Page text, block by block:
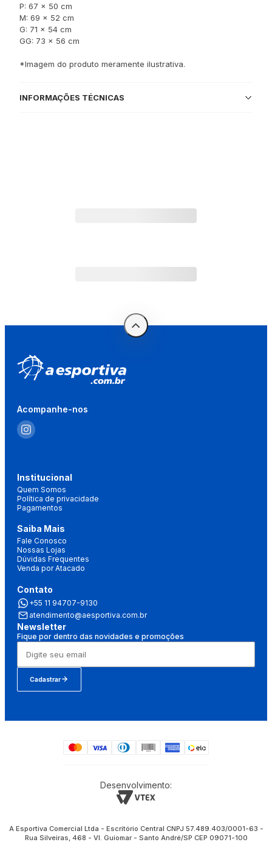
P: 67 x 50 cm
M: 69 x 52 cm
G: 71 x 54 cm
GG: 73 x 56 cm
*Imagem do produto meramente ilustrativa.
INFORMAÇÕES TÉCNICAS
Acompanhe-nos
Institucional
Quem Somos
Política de privacidade
Pagamentos
Saiba Mais
Fale Conosco
Nossas Lojas
Dúvidas Frequentes
Venda por Atacado
Contato
+55 11 94707-9130
atendimento@aesportiva.com.br
Newsletter
Fique por dentro das novidades e promoções
Cadastrar
Desenvolvimento:
A Esportiva Comercial Ltda - Escritório Central CNPJ 57.489.403/0001-63 -
Rua Silveiras, 468 - Vl. Guiomar - Santo André/SP CEP 09071-100